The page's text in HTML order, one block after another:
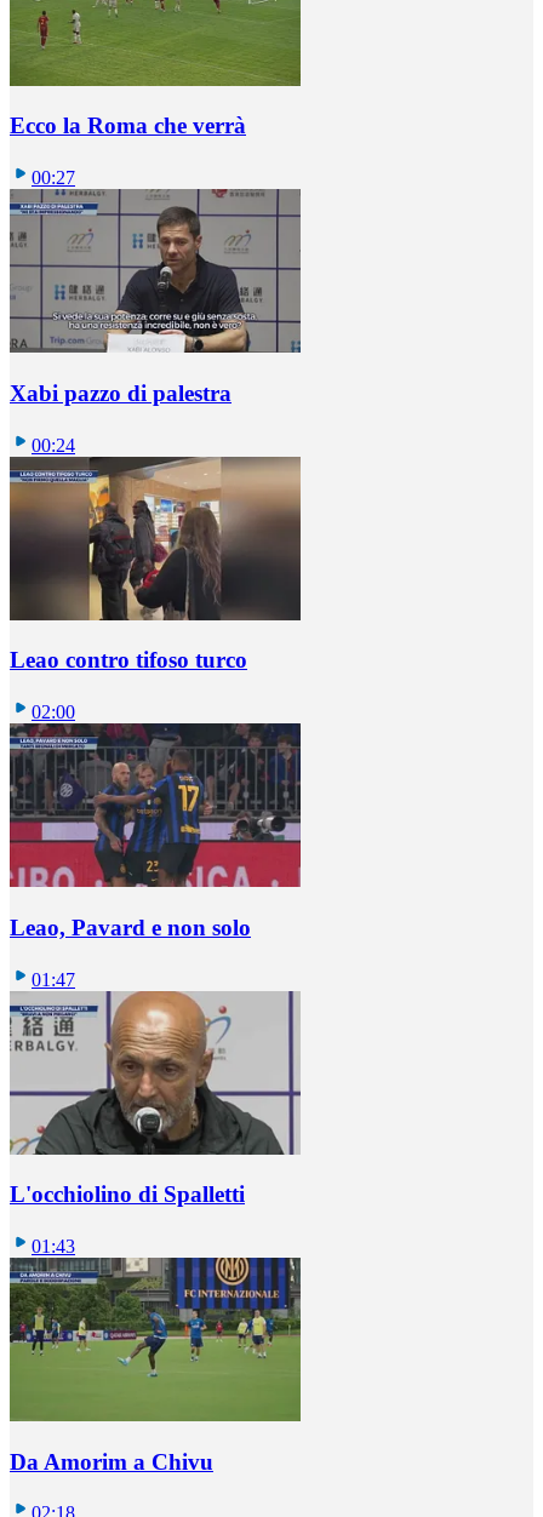
Ecco la Roma che verrà
00:27
Xabi pazzo di palestra
00:24
Leao contro tifoso turco
02:00
Leao, Pavard e non solo
01:47
L'occhiolino di Spalletti
01:43
Da Amorim a Chivu